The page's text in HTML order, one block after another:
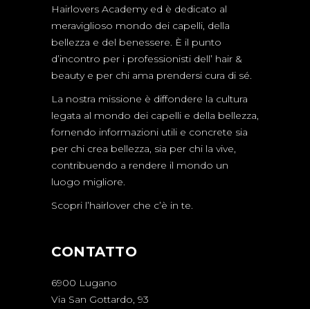
Hairlovers Academy ed è dedicato al
meraviglioso mondo dei capelli, della
bellezza e del benessere. È il punto
d’incontro per i professionisti dell’ hair &
beauty e per chi ama prendersi cura di sé.
La nostra missione è diffondere la cultura
legata al mondo dei capelli e della bellezza,
fornendo informazioni utili e concrete sia
per chi crea bellezza, sia per chi la vive,
contribuendo a rendere il mondo un
luogo migliore.
Scopri l’hairlover che c’è in te.
CONTATTO
6900 Lugano
Via San Gottardo, 93